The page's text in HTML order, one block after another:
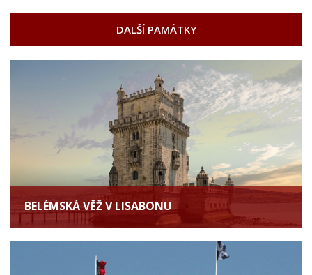
DALŠÍ PAMÁTKY
BELÉMSKÁ VĚŽ V LISABONU